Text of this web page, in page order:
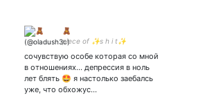
🧸
piece of ✨s h i t✨
сочувствую особе которая со мной
в отношениях... депрессия в ноль
лет блять 🤩 я настолько заебалсь
уже, что обхожус…